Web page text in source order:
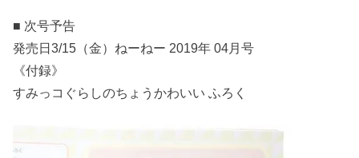
■ 次号予告
発売日3/15（金）ねーねー 2019年 04月号
《付録》
すみっコぐらしのちょうかわいい ふろく